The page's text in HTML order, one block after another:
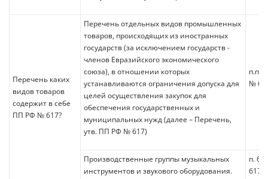
Перечень каких
видов товаров
содержит в себе
ПП РФ № 617?
Перечень отдельных видов промышленных
товаров, происходящих из иностранных
государств (за исключением государств -
членов Евразийского экономического
союза), в отношении которых
устанавливаются ограничения допуска для
целей осуществления закупок для
обеспечения государственных и
муниципальных нужд (далее – Перечень,
утв. ПП РФ № 617)
п.п.
№
Производственные группы музыкальных
инструментов и звукового оборудования.
п. 6
617